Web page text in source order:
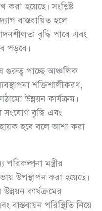
করা হয়েছে। সংশ্লিষ্ট
বাস্তবায়িত হলে
বৃদ্ধি পাবে এবং
পড়বে।
গুরুত্ব পাচ্ছে আঞ্চলিক
শক্তিশালীকরণ,
উন্নয়ন কার্যক্রম।
সংযোগ বৃদ্ধি এবং
হবে বলে আশা করা
মন্ত্রীর
উপস্থাপন করা হয়েছে।
কার্যক্রমের
পরিস্থিতি নিয়ে